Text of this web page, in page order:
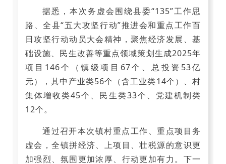
据悉，本次务虚会围绕县委“135”工作思
路、全县“五大攻坚行动”推进会和重点工作百
日攻坚行动动员大会精神，聚焦经济发展、基
础设施、民生改善等重点领域策划生成2025年
项目146个（镇级项目67个、总投资53亿
元），其中产业类56个（含工业类14个）、村
集体增收类45个、民生类33个、党建机制类
12个。
通过召开本次镇村重点工作、重点项目务
虚会，全镇拼经济、上项目、壮税源的意识更
加强烈、氛围更加浓厚、行动更加有力。下一